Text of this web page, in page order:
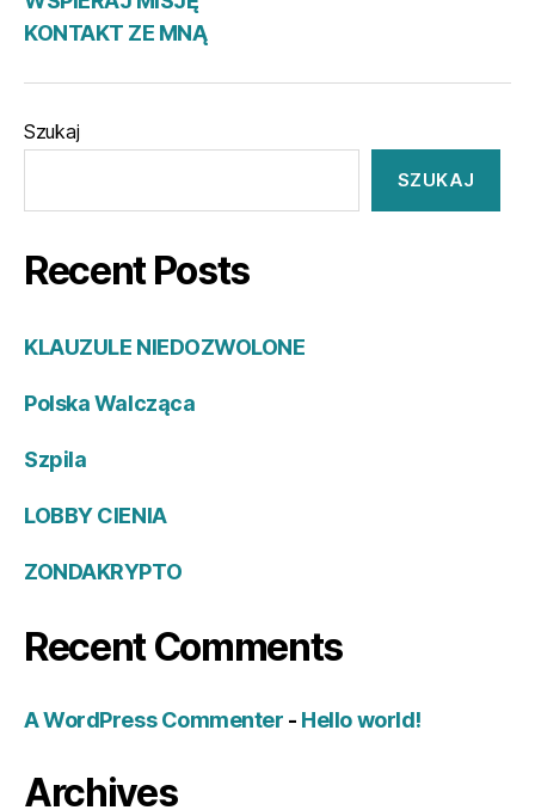
KONTAKT ZE MNĄ
Szukaj
SZUKAJ
Recent Posts
KLAUZULE NIEDOZWOLONE
Polska Walcząca
Szpila
LOBBY CIENIA
ZONDAKRYPTO
Recent Comments
A WordPress Commenter - Hello world!
Archives